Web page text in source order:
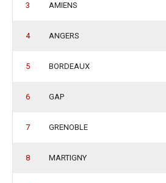
3 AMIENS
4 ANGERS
5 BORDEAUX
6 GAP
7 GRENOBLE
8 MARTIGNY